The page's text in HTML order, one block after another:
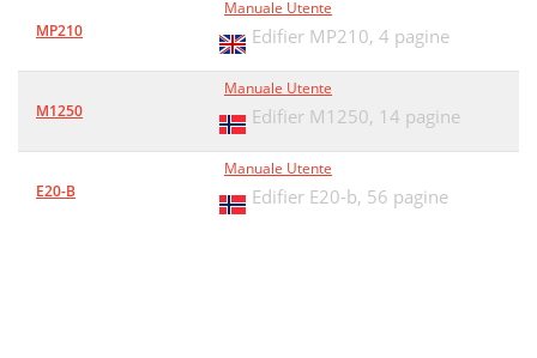
MP210
Manuale Utente
Edifier MP210, 4 pagine
M1250
Manuale Utente
Edifier M1250, 14 pagine
E20-B
Manuale Utente
Edifier E20-b, 56 pagine